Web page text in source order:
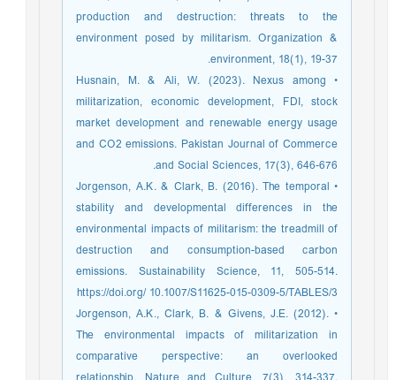
production and destruction: threats to the
environment posed by militarism. Organization &
environment, 18(1), 19-37.
• Husnain, M. & Ali, W. (2023). Nexus among
militarization, economic development, FDI, stock
market development and renewable energy usage
and CO2 emissions. Pakistan Journal of Commerce
and Social Sciences, 17(3), 646-676.
• Jorgenson, A.K. & Clark, B. (2016). The temporal
stability and developmental differences in the
environmental impacts of militarism: the treadmill of
destruction and consumption-based carbon
emissions. Sustainability Science, 11, 505-514.
https://doi.org/ 10.1007/S11625-015-0309-5/TABLES/3
• Jorgenson, A.K., Clark, B. & Givens, J.E. (2012).
The environmental impacts of militarization in
comparative perspective: an overlooked